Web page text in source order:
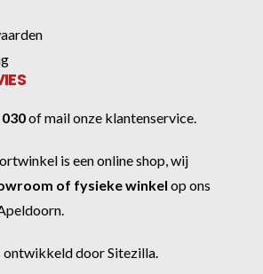
ofmail onze klantenservice.
is een online shop, wij
of fysieke winkel op ons
ontwikkeld doorSitezilla.